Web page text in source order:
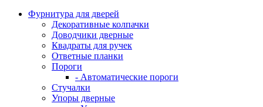
Фурнитура для дверей
Декоративные колпачки
Доводчики дверные
Квадраты для ручек
Ответные планки
Пороги
- Автоматические пороги
Стучалки
Упоры дверные